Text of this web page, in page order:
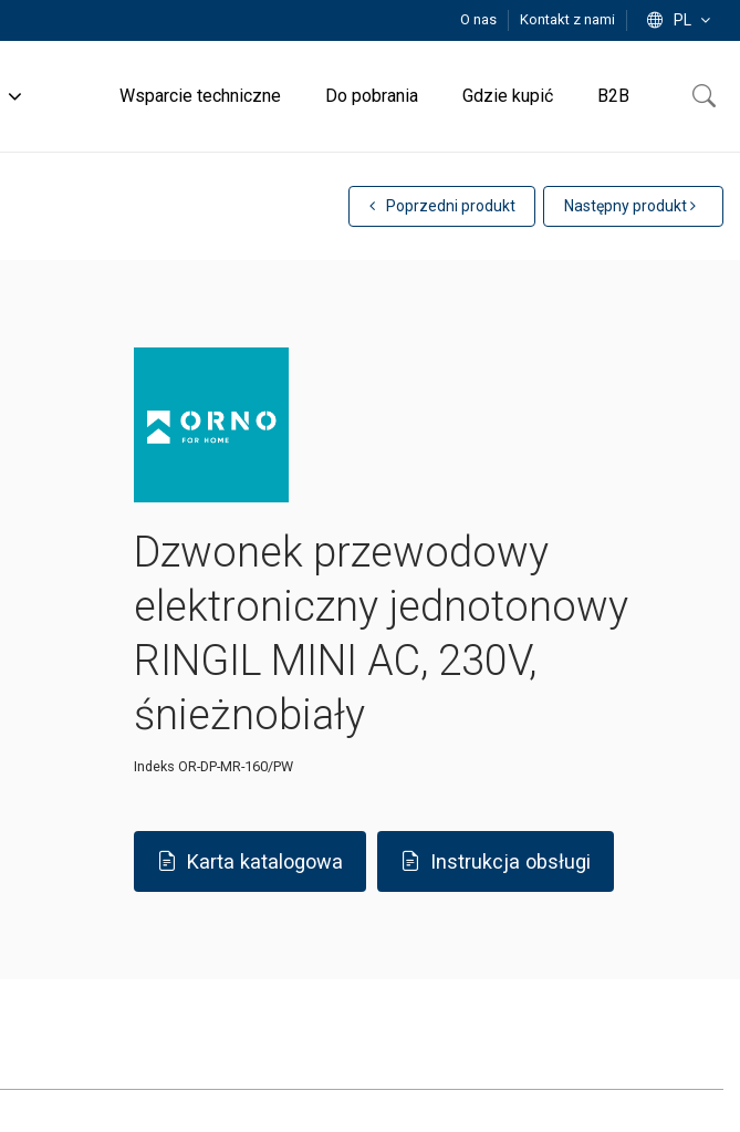
O nas Kontakt z nami PL
B2B
Gdzie kupić
Do pobrania
Wsparcie techniczne
Poprzedni produkt Następny produkt
Dzwonek przewodowy
elektroniczny jednotonowy
RINGIL MINI AC, 230V,
śnieżnobiały
Indeks OR-DP-MR-160/PW
Karta katalogowa Instrukcja obsługi